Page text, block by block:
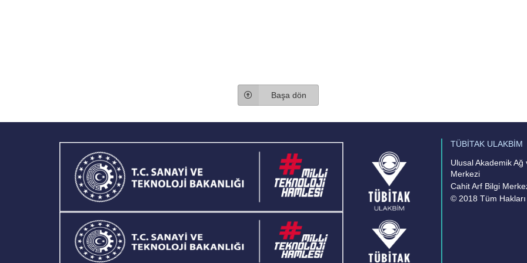
Başa dön
TÜBİTAK ULAKBİM
Ulusal Akademik Ağ
Merkezi
Cahit Arf Bilgi
© 2018 Tüm Hakları